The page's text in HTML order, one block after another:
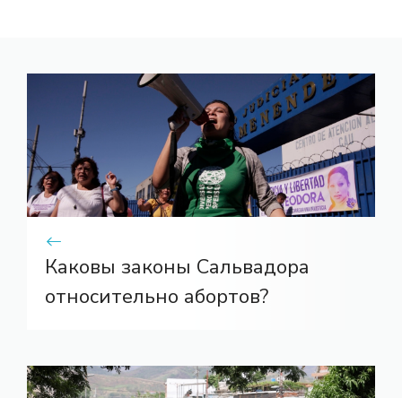
Каковы законы Сальвадора
относительно абортов?